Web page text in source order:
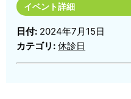
イベント詳細
日付: 2024年7月15日
カテゴリ: 休診日